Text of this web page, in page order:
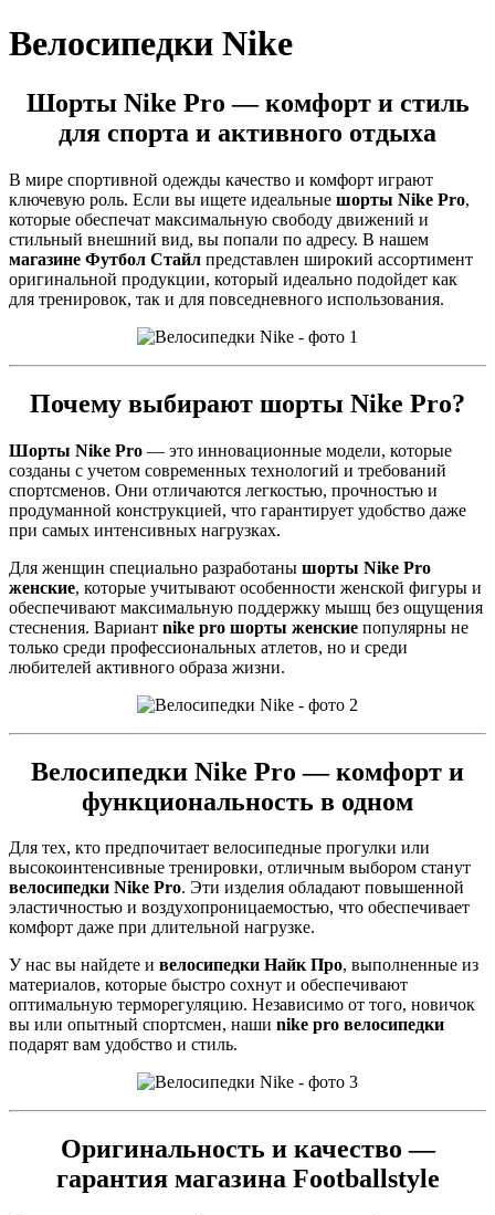
Велосипедки Nike
Шорты Nike Pro — комфорт и стиль
для спорта и активного отдыха
В мире спортивной одежды качество и комфорт играют
ключевую роль. Если вы ищете идеальные шорты Nike Pro,
которые обеспечат максимальную свободу движений и
стильный внешний вид, вы попали по адресу. В нашем
магазине Футбол Стайл представлен широкий ассортимент
оригинальной продукции, который идеально подойдет как
для тренировок, так и для повседневного использования.
Почему выбирают шорты Nike Pro?
Шорты Nike Pro — это инновационные модели, которые
созданы с учетом современных технологий и требований
спортсменов. Они отличаются легкостью, прочностью и
продуманной конструкцией, что гарантирует удобство даже
при самых интенсивных нагрузках.
Для женщин специально разработаны шорты Nike Pro
женские, которые учитывают особенности женской фигуры и
обеспечивают максимальную поддержку мышц без ощущения
стеснения. Вариант nike pro шорты женские популярны не
только среди профессиональных атлетов, но и среди
любителей активного образа жизни.
Велосипедки Nike Pro — комфорт и
функциональность в одном
Для тех, кто предпочитает велосипедные прогулки или
высокоинтенсивные тренировки, отличным выбором станут
велосипедки Nike Pro. Эти изделия обладают повышенной
эластичностью и воздухопроницаемостью, что обеспечивает
комфорт даже при длительной нагрузке.
У нас вы найдете и велосипедки Найк Про, выполненные из
материалов, которые быстро сохнут и обеспечивают
оптимальную терморегуляцию. Независимо от того, новичок
вы или опытный спортсмен, наши nike pro велосипедки
подарят вам удобство и стиль.
Оригинальность и качество —
гарантия магазина Footballstyle